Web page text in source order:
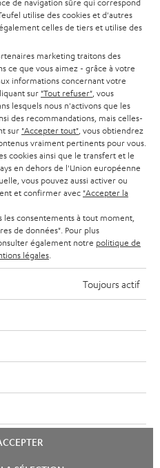
ne font pas partie du contenu de
des batteries sont inclus dans le prix.
droits réservés.
confidentialité
Act renoncer au contrat ici
utilise des cookies et d'autres
celles de tiers et utilise des
marketing traitons des
ce que vous aimez - grâce à votre
informations concernant votre
sur "Tout refuser" , vous
lesquels nous n'activons que les
des recommandations, mais celles-
sur "Accepter tout" , vous obtiendrez
vraiment pertinents pour vous.
cookies ainsi que le transfert et le
en dehors de l'Union européenne
vous pouvez aussi activer ou
et confirmer avec "Accepter la
consentements à tout moment,
de données". Pour plus
également notre politique de
légales
Toujours actif